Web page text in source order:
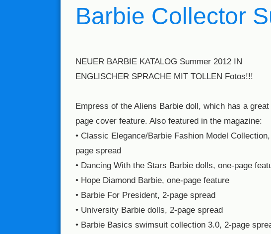
Barbie Collector
NEUER BARBIE KATALOG Summer 2012 IN
ENGLISCHER SPRACHE MIT TOLLEN Fotos!!!
Empress of the Aliens Barbie doll, which has a great
page cover feature. Also featured in the magazine:
• Classic Elegance/Barbie Fashion Model
page spread
• Dancing With the Stars Barbie dolls, one-page
• Hope Diamond Barbie, one-page feature
• Barbie For President, 2-page spread
• University Barbie dolls, 2-page spread
• Barbie Basics swimsuit collection 3.0, 2-page